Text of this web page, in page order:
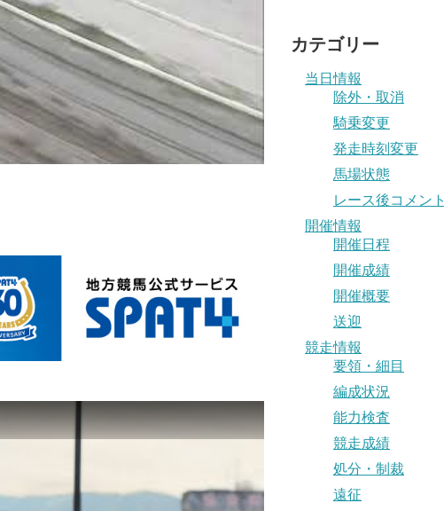
カテゴリー
当日情報
除外・取消
騎乗変更
発走時刻変更
馬場状態
レース後コメント
開催情報
開催日程
開催成績
開催概要
送迎
競走情報
要領・細目
編成状況
能力検査
競走成績
処分・制裁
遠征